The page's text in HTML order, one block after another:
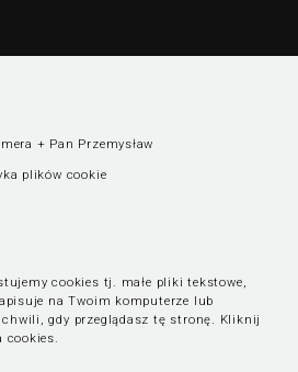
+ Pan Przemysław
plików cookie
cookies tj. małe pliki tekstowe,
na Twoim komputerze lub
gdy przeglądasz tę stronę. Kliknij
cookies.